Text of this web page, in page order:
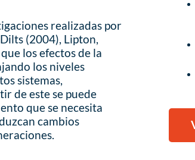
realizadas por
(2004), Lipton,
los efectos de la
los niveles
sistemas,
de este se puede
que se necesita
cambios